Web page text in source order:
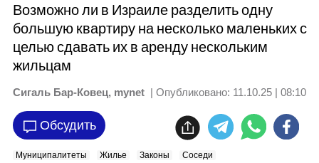
Возможно ли в Израиле разделить одну
большую квартиру на несколько маленьких с
целью сдавать их в аренду нескольким
жильцам
Сигаль Бар-Ковец, mynet | Опубликовано: 11.10.25 | 08:10
Обсудить
Муниципалитеты Жилье Законы Соседи